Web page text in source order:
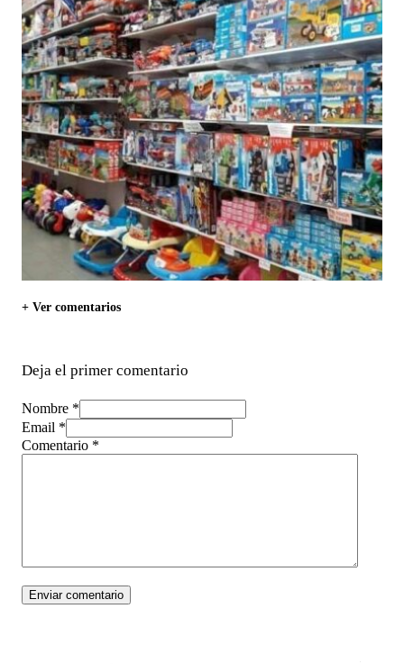
+ Ver comentarios
Deja el primer comentario
Nombre *
Email *
Comentario *